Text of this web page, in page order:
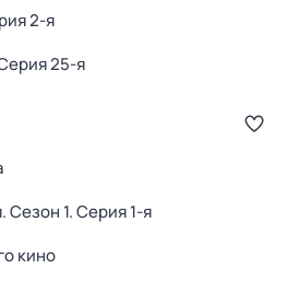
2-я
25-я
. Сезон 1. Серия 1-я
кино